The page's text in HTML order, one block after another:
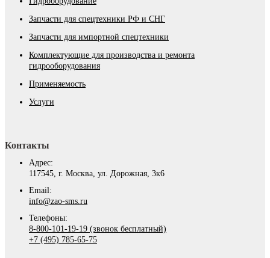
Запчасти для спецтехники РФ и СНГ
Запчасти для импортной спецтехники
Комплектующие для производства и ремонта
гидрооборудования
Применяемость
Услуги
Контакты
Адрес:
117545, г. Москва, ул. Дорожная, 3к6
Email:
info@zao-sms.ru
Телефоны:
8-800-101-19-19 (звонок бесплатный)
+7 (495) 785-65-75